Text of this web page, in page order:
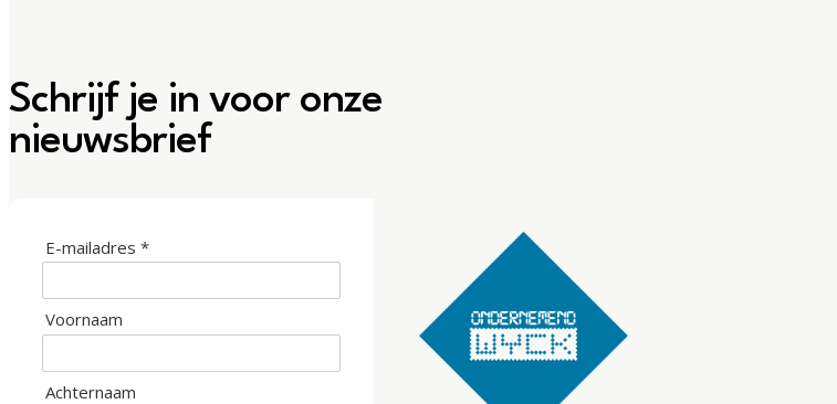
Schrijf je in voor onze
nieuwsbrief
E-mailadres *
Voornaam
Achternaam